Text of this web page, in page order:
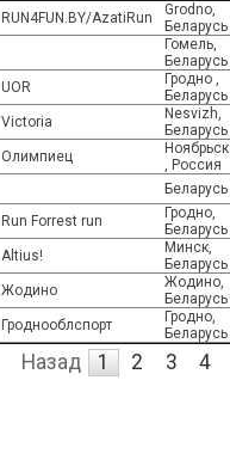
RUN4FUN.BY/AzatiRun
Grodno,
Беларусь
Гомель,
Беларусь
UOR
Гродно ,
Беларусь
Victoria
Nesvizh,
Беларусь
Олимпиец
Ноябрьск
, Россия
Беларусь
Run Forrest run
Гродно,
Беларусь
Altius!
Минск,
Беларусь
Жодино
Жодино,
Беларусь
Гроднооблспорт
Гродно,
Беларусь
Назад 1 2 3 4